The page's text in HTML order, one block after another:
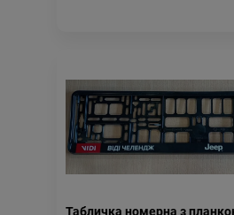
Табличка номерна з